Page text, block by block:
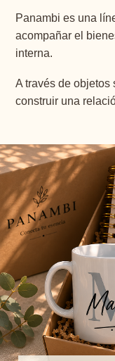
Panambi es una
acompañar el
interna.
A través de
construir una